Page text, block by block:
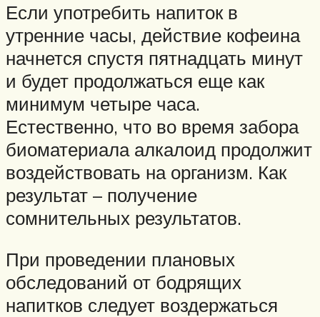
Если употребить напиток в
утренние часы, действие кофеина
начнется спустя пятнадцать минут
и будет продолжаться еще как
минимум четыре часа.
Естественно, что во время забора
биоматериала алкалоид продолжит
воздействовать на организм. Как
результат – получение
сомнительных результатов.
При проведении плановых
обследований от бодрящих
напитков следует воздержаться